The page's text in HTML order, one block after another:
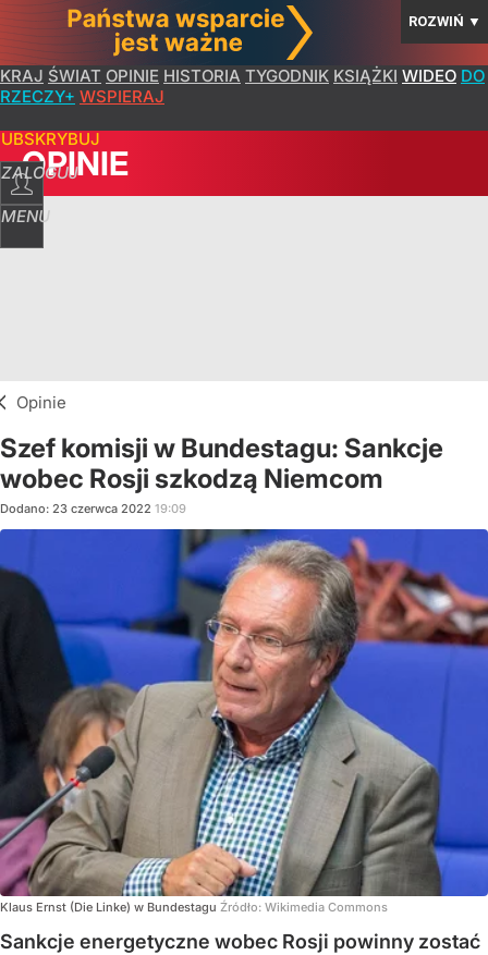
ROZWIŃ ▼
KRAJ ŚWIAT OPINIE HISTORIA TYGODNIK KSIĄŻKI WIDEO DO
RZECZY+ WSPIERAJ
ZALOGUJ
MENU
OPINIE
Opinie
Szef komisji w Bundestagu: Sankcje
wobec Rosji szkodzą Niemcom
Dodano: 23 czerwca 2022 19:09
Klaus Ernst (Die Linke) w Bundestagu Źródło: Wikimedia Commons
Sankcje energetyczne wobec Rosji powinny zostać